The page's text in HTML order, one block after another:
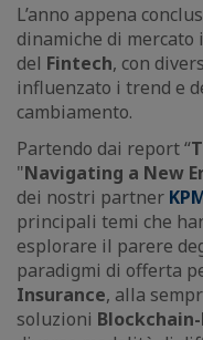
L’anno appena
dinamiche di mercato
del Fintech, con
influenzato i trend e
cambiamento.
Partendo dai report “
"Navigating a New
dei nostri partner
principali temi che
esplorare il parere
paradigmi di offerta
Insurance, alla
soluzioni